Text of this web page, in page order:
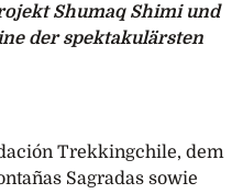
Shumaq Shimi und
der spektakulärsten
Trekkingchile, dem
Sagradas sowie